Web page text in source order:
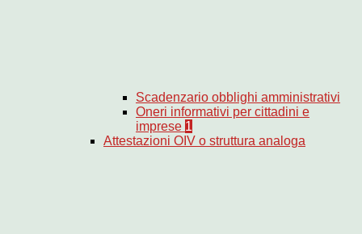
Scadenzario obblighi amministrativi
Oneri informativi per cittadini e
imprese 1
Attestazioni OIV o struttura analoga